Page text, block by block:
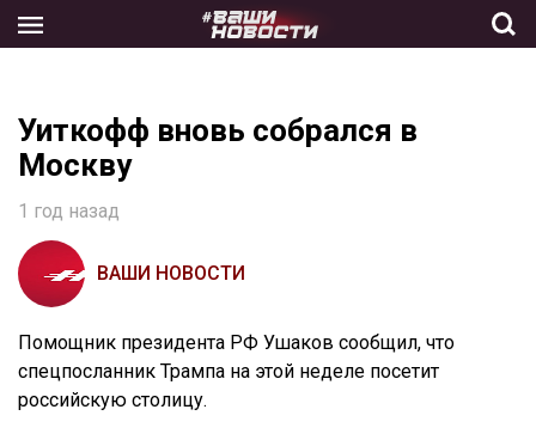
the
Уиткофф вновь собрался в
Москву
1 год назад
ВАШИ НОВОСТИ
Помощник президента РФ Ушаков сообщил, что
спецпосланник Трампа на этой неделе посетит
российскую столицу.